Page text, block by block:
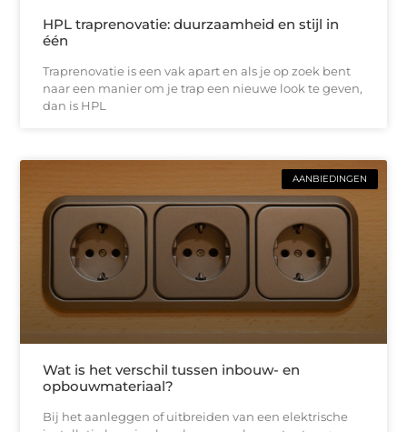
HPL traprenovatie: duurzaamheid en stijl in
één
Traprenovatie is een vak apart en als je op zoek bent
naar een manier om je trap een nieuwe look te geven,
dan is HPL
AANBIEDINGEN
Wat is het verschil tussen inbouw- en
opbouwmateriaal?
Bij het aanleggen of uitbreiden van een elektrische